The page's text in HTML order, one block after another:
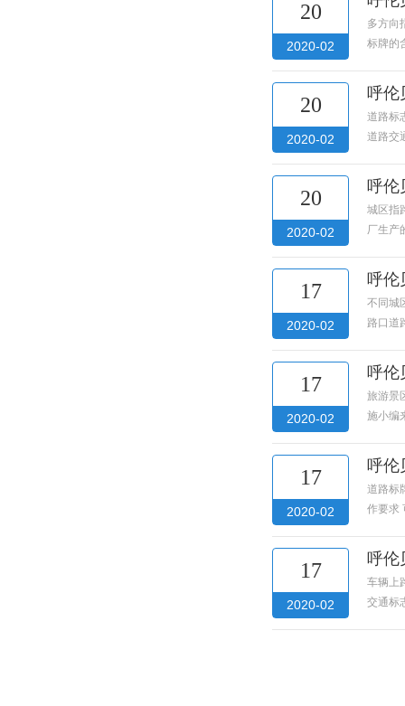
20
2020-02
多方向
标牌的
20
2020-02
呼伦
道路标
道路交
20
2020-02
呼伦
城区指
厂生产
17
2020-02
呼伦
不同城
路口道
17
2020-02
呼伦
旅游景
施小编
17
2020-02
呼伦
道路标
作要求
17
2020-02
呼伦
车辆上
交通标